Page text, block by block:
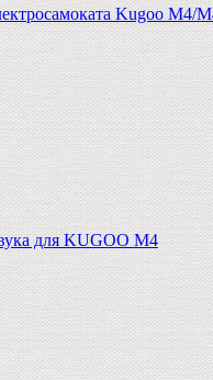
Kugoo M4/
для KUGOO M4